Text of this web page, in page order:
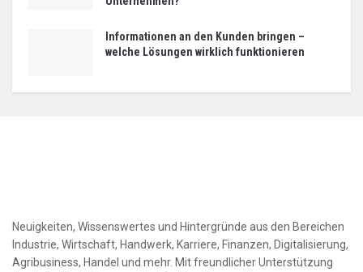
Informationen an den Kunden bringen –
welche Lösungen wirklich funktionieren
Neuigkeiten, Wissenswertes und Hintergründe aus den Bereichen
Industrie, Wirtschaft, Handwerk, Karriere, Finanzen, Digitalisierung,
Agribusiness, Handel und mehr. Mit freundlicher Unterstützung